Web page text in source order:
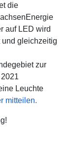
die
auf LED wird
gleichzeitig
zur
Leuchte
mitteilen.